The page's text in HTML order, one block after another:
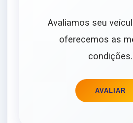
Avaliamos seu
oferecemos as
condições.
AVALIAR